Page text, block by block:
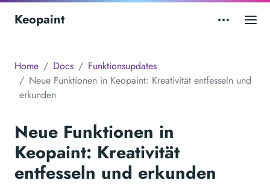
Keopaint
Home Docs
Funktionsupdates
Neue Funktionen in Keopaint: Kreativität entfesseln und
erkunden
Neue Funktionen in
Keopaint: Kreativität
entfesseln und erkunden